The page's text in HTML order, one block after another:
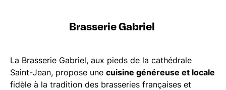
Brasserie Gabriel
La Brasserie Gabriel, aux pieds de la cathédrale
Saint-Jean, propose une cuisine généreuse et locale
fidèle à la tradition des brasseries françaises et